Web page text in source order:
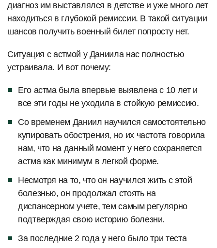
диагноз им выставлялся в детстве и уже много лет
находиться в глубокой ремиссии. В такой ситуации
шансов получить военный билет попросту нет.
Ситуация с астмой у Даниила нас полностью
устраивала. И вот почему:
Его астма была впервые выявлена с 10 лет и
все эти годы не уходила в стойкую ремиссию.
Со временем Даниил научился самостоятельно
купировать обострения, но их частота говорила
нам, что на данный момент у него сохраняется
астма как минимум в легкой форме.
Несмотря на то, что он научился жить с этой
болезнью, он продолжал стоять на
диспансерном учете, тем самым регулярно
подтверждая свою историю болезни.
За последние 2 года у него было три теста